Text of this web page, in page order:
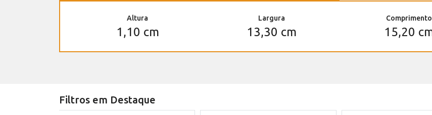
Altura
1,10 cm
Largura
13,30 cm
Comprimento
15,20
Filtros em Destaque